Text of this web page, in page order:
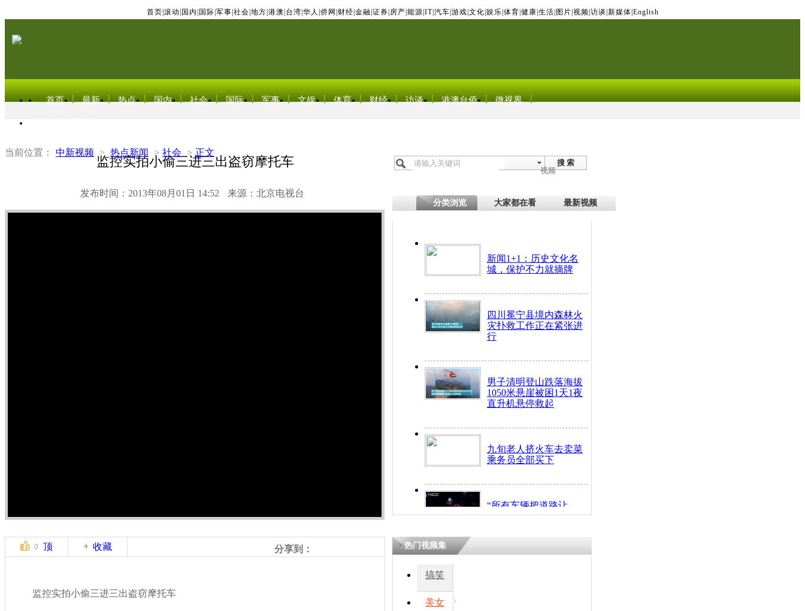
首页 滚动 国内 国际 军事 社会 地方 港澳 台湾 华人 侨网 财经 金融 证券 房产 能源 IT| 汽车 游戏 文化 娱乐 体育 健康 生活 图片 视频 访谈 新媒体 English
首页 最新 热点 国内 社会 国际 军事 文娱 体育 财经 访谈 港澳台侨 微视界
当前位置： 中新视频 > 热点新闻 > 社会 > 正文
监控实拍小偷三进三出盗窃摩托车
发布时间：2013年08月01日 14:52 来源：北京电视台
搜 索
视频
分类浏览 大家都在看 最新视频
新闻1+1：历史文化名
城，保护不力就摘牌
四川冕宁县境内森林火
灾扑救工作正在紧张进
行
男子清明登山跌落海拔
1050米悬崖被困1天1夜
直升机悬停救起
九旬老人挤火车去卖菜
乘务员全部买下
“所有车辆把道路让
开！”儿童突发疾病交
0 顶 收藏 分享到：
监控实拍小偷三进三出盗窃摩托车
热门视频集
搞笑
美女